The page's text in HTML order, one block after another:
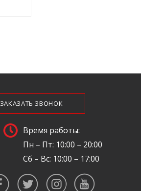
ЗАКАЗАТЬ ЗВОНОК
Время работы:
Пн – Пт: 10:00 – 20:00
Сб – Вс: 10:00 – 17:00